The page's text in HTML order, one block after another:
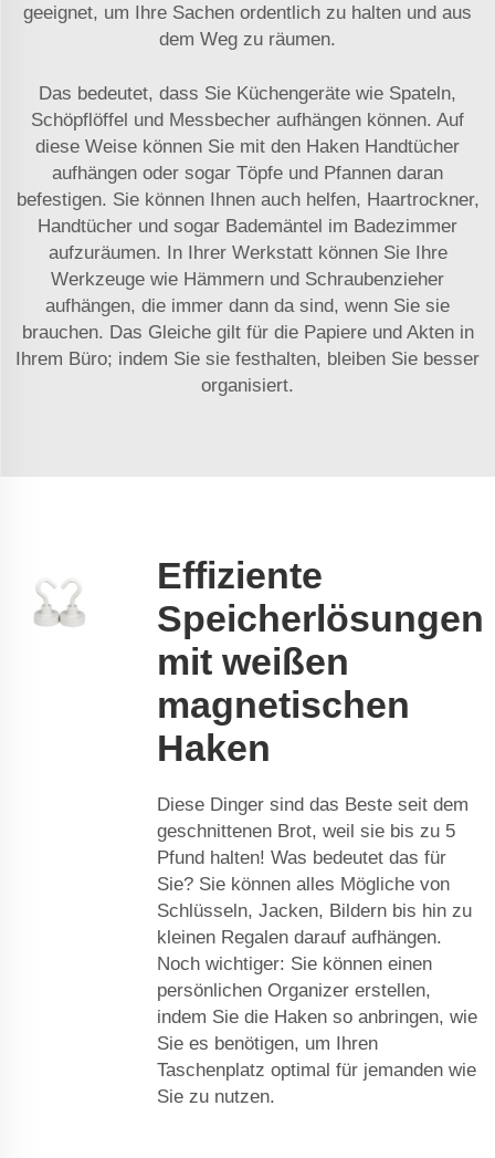
geeignet, um Ihre Sachen ordentlich zu halten und aus
dem Weg zu räumen.
Das bedeutet, dass Sie Küchengeräte wie Spateln,
Schöpflöffel und Messbecher aufhängen können. Auf
diese Weise können Sie mit den Haken Handtücher
aufhängen oder sogar Töpfe und Pfannen daran
befestigen. Sie können Ihnen auch helfen, Haartrockner,
Handtücher und sogar Bademäntel im Badezimmer
aufzuräumen. In Ihrer Werkstatt können Sie Ihre
Werkzeuge wie Hämmern und Schraubenzieher
aufhängen, die immer dann da sind, wenn Sie sie
brauchen. Das Gleiche gilt für die Papiere und Akten in
Ihrem Büro; indem Sie sie festhalten, bleiben Sie besser
organisiert.
Effiziente
Speicherlösungen
mit weißen
magnetischen
Haken
Diese Dinger sind das Beste seit dem
geschnittenen Brot, weil sie bis zu 5
Pfund halten! Was bedeutet das für
Sie? Sie können alles Mögliche von
Schlüsseln, Jacken, Bildern bis hin zu
kleinen Regalen darauf aufhängen.
Noch wichtiger: Sie können einen
persönlichen Organizer erstellen,
indem Sie die Haken so anbringen, wie
Sie es benötigen, um Ihren
Taschenplatz optimal für jemanden wie
Sie zu nutzen.